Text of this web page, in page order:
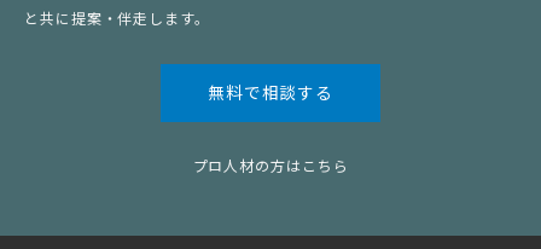
と共に提案・伴走します。
無料で相談する
プロ人材の方はこちら